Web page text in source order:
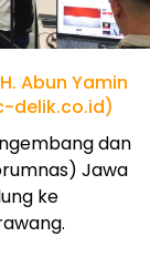
Abun Yamin
delik.co.id)
dan
Jawa
ke